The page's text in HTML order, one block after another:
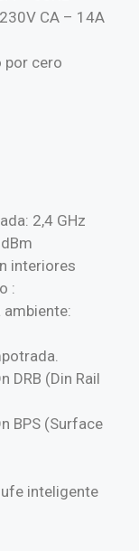
CA – 14A
por cero
2,4 GHz
interiores
:
ambiente:
DRB (Din Rail
BPS (Surface
inteligente